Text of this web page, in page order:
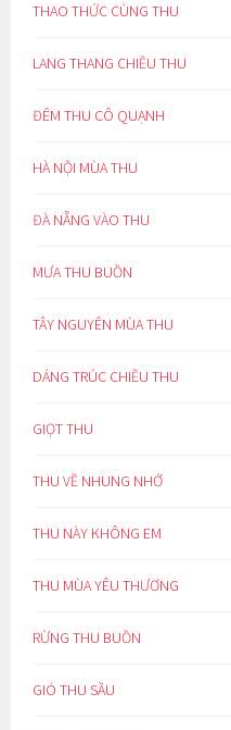
THAO THỨC CÙNG THU
LANG THANG CHIỀU THU
ĐÊM THU CÔ QUẠNH
HÀ NỘI MÙA THU
ĐÀ NẴNG VÀO THU
MƯA THU BUỒN
TÂY NGUYÊN MÙA THU
DÁNG TRÚC CHIỀU THU
GIỌT THU
THU VỀ NHUNG NHỚ
THU NÀY KHÔNG EM
THU MÙA YÊU THƯƠNG
RỪNG THU BUỒN
GIÓ THU SẦU